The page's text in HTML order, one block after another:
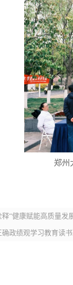
郑州
“健康赋能高质量发
政绩观学习教育读